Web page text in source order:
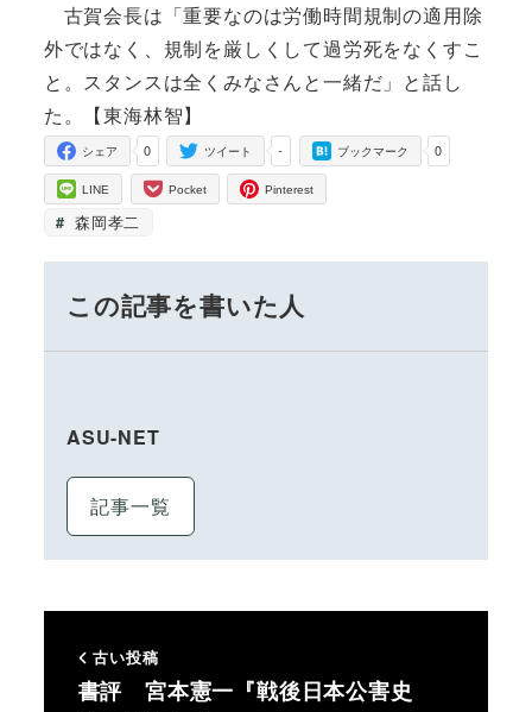
古賀会長は「重要なのは労働時間規制の適用除
外ではなく、規制を厳しくして過労死をなくすこ
と。スタンスは全くみなさんと一緒だ」と話し
た。【東海林智】
0
シェア -
ツイート 0
ブックマーク
LINE Pocket Pinterest
森岡孝二
この記事を書いた人
ASU-NET
記事一覧
古い投稿
書評 宮本憲一『戦後日本公害史